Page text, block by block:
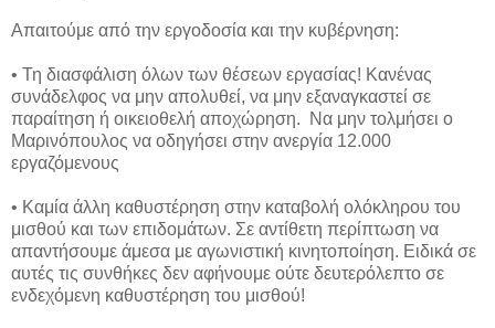
Απαιτούμε από την εργοδοσία και την κυβέρνηση:
• Τη διασφάλιση όλων των θέσεων εργασίας! Κανένας
συνάδελφος να μην απολυθεί, να μην εξαναγκαστεί σε
παραίτηση ή οικειοθελή αποχώρηση. Να μην τολμήσει ο
Μαρινόπουλος να οδηγήσει στην ανεργία 12.000
εργαζόμενους
• Καμία άλλη καθυστέρηση στην καταβολή ολόκληρου του
μισθού και των επιδομάτων. Σε αντίθετη περίπτωση να
απαντήσουμε άμεσα με αγωνιστική κινητοποίηση. Ειδικά σε
αυτές τις συνθήκες δεν αφήνουμε ούτε δευτερόλεπτο σε
ενδεχόμενη καθυστέρηση του μισθού!